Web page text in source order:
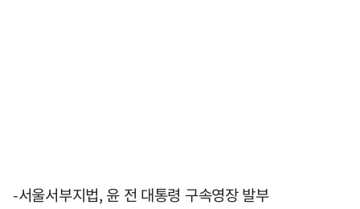
-서울서부지법, 윤 전 대통령 구속영장 발부